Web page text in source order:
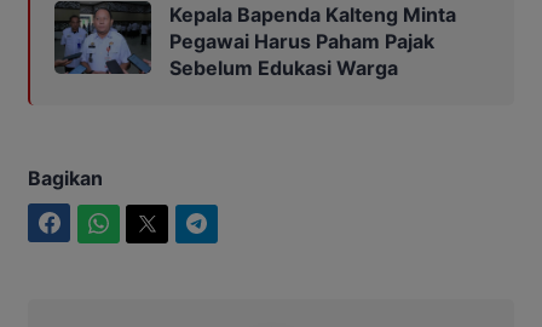
Kepala Bapenda Kalteng Minta
Pegawai Harus Paham Pajak
Sebelum Edukasi Warga
Bagikan